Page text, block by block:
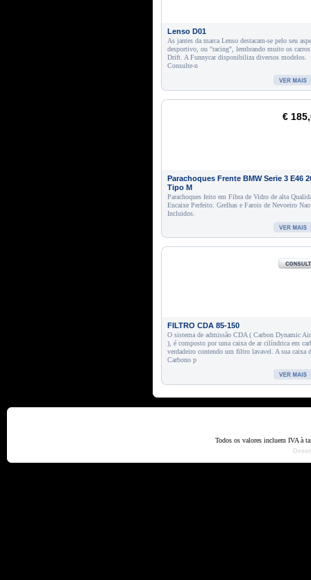
Lenso D01
As jantes da marca Lenso destacam-se pelo seu
desportivo, ou "racing", lembrando muito os carros
Drift. A Funnycar disponibiliza diversos modelos.
Consulte-n
€
Parachoques Frente BMW Serie 3 E46
Tipo M
Parachoques feito em Fibra de Vidro de alta
Encaixe Perfeito. Grelhas e Farois de Nevoeiro Nao
Incluidos.
FILTRO CDA 85-150
O sistema de admissão CDA ( Carbon Dynamic
), é composto por uma caixa de ar cilíndrica em
verdadeiro contendo um filtro lavavel. A sua caixa
Carbono p
Todos os valores incluem IVA à